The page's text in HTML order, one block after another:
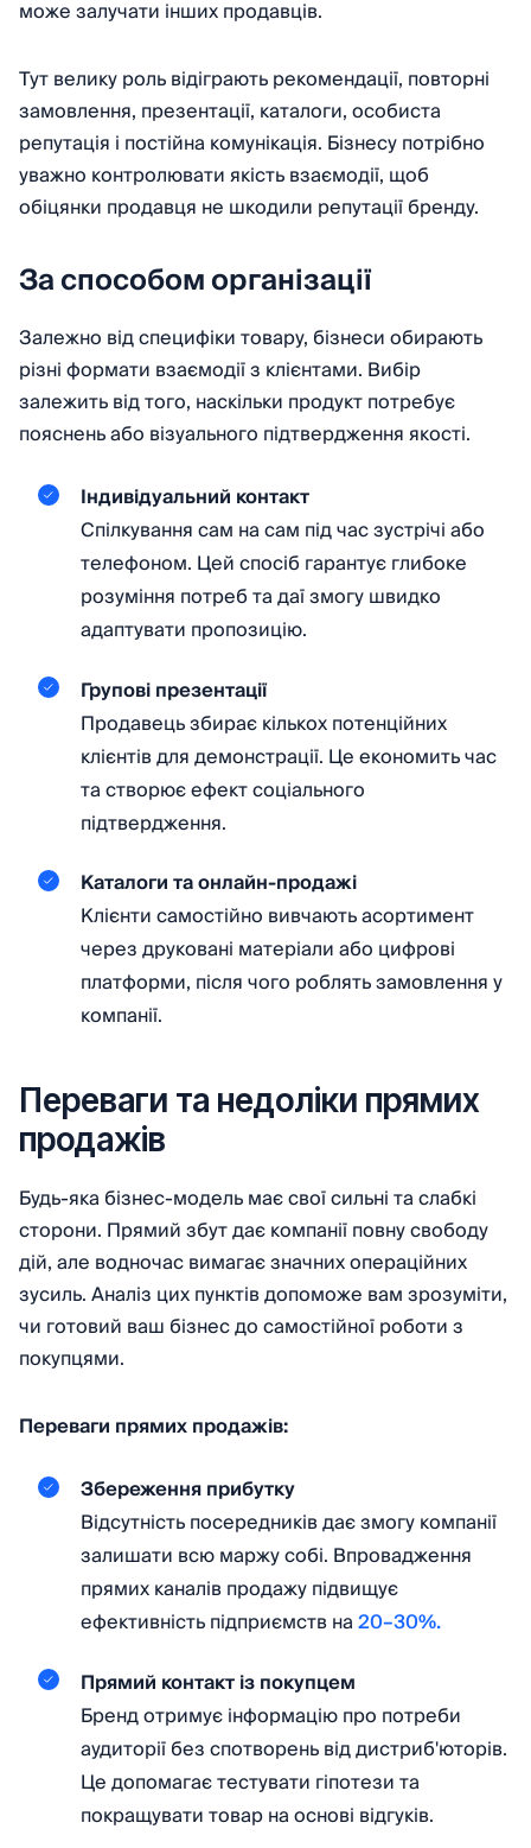
може залучати інших продавців.
Тут велику роль відіграють рекомендації, повторні
замовлення, презентації, каталоги, особиста
репутація і постійна комунікація. Бізнесу потрібно
уважно контролювати якість взаємодії, щоб
обіцянки продавця не шкодили репутації бренду.
За способом організації
Залежно від специфіки товару, бізнеси обирають
різні формати взаємодії з клієнтами. Вибір
залежить від того, наскільки продукт потребує
пояснень або візуального підтвердження якості.
Індивідуальний контакт
Спілкування сам на сам під час зустрічі або
телефоном. Цей спосіб гарантує глибоке
розуміння потреб та даї змогу швидко
адаптувати пропозицію.
Групові презентації
Продавець збирає кількох потенційних
клієнтів для демонстрації. Це економить час
та створює ефект соціального
підтвердження.
Каталоги та онлайн-продажі
Клієнти самостійно вивчають асортимент
через друковані матеріали або цифрові
платформи, після чого роблять замовлення у
компанії.
Переваги та недоліки прямих
продажів
Будь-яка бізнес-модель має свої сильні та слабкі
сторони. Прямий збут дає компанії повну свободу
дій, але водночас вимагає значних операційних
зусиль. Аналіз цих пунктів допоможе вам зрозуміти,
чи готовий ваш бізнес до самостійної роботи з
покупцями.
Переваги прямих продажів:
Збереження прибутку
Відсутність посередників дає змогу компанії
залишати всю маржу собі. Впровадження
прямих каналів продажу підвищує
ефективність підприємств на20–30%.
Прямий контакт із покупцем
Бренд отримує інформацію про потреби
аудиторії без спотворень від дистриб'юторів.
Це допомагає тестувати гіпотези та
покращувати товар на основі відгуків.